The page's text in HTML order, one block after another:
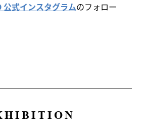
公式インスタグラムのフォロー